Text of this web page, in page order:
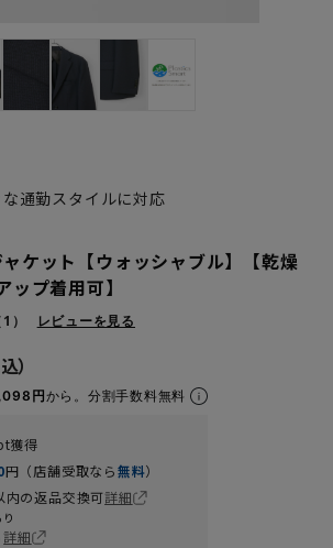
通勤スタイルに対応
ケット【ウォッシャブル】【乾燥
プ着用可】
1） レビューを見る
円から。分割手数料無料
獲得
円（店舗受取なら無料）
内の返品交換可詳細
詳細